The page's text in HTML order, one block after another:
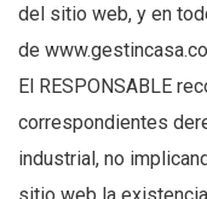
del sitio web, y en
de
El RESPONSABLE
correspondientes
industrial, no